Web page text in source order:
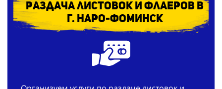
визиток в г. Наро-Фоминск. Лифлетинг на